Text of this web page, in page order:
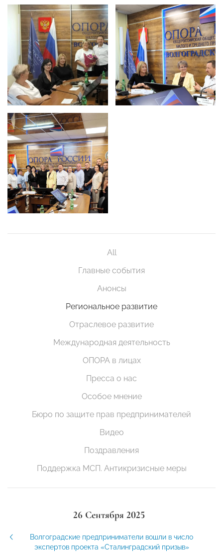
All
Главные события
Анонсы
Региональное развитие
Отраслевое развитие
Международная деятельность
ОПОРА в лицах
Пресса о нас
Особое мнение
Бюро по защите прав предпринимателей
Видео
Поздравления
Поддержка МСП. Антикризисные меры
26 Сентября 2025
Волгоградские предприниматели вошли в число
экспертов проекта «Сталинградский призыв»